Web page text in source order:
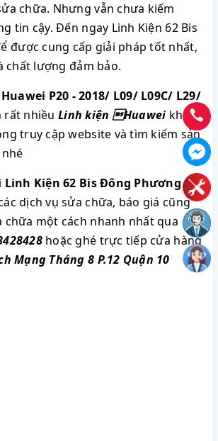
chữa. Nhưng vẫn chưa kiếm
tin cậy. Đến ngay Linh Kiện 62 Bis
được cung cấp giải pháp tốt nhất,
chất lượng đảm bảo.
P20 - 2018/ L09/ L09C/ L29/
rất nhiều Linh kiện Huawei khác
truy cập website và tìm kiếm sản
Linh Kiện 62 Bis Đông Phươngđể
dịch vụ sửa chữa, báo giá cũng
chữa một cách nhanh nhất qua
hoặc ghé trực tiếp cửa hàng
Mạng Tháng 8 P.12 Quận 10